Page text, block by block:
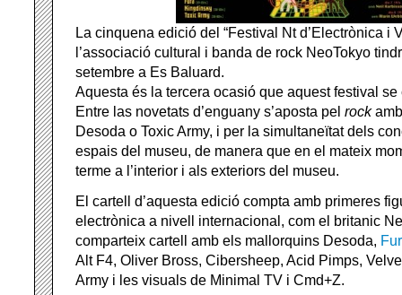
La cinquena edició del “Festival Nt d’Electrònica i
l’associació cultural i banda de rock NeoTokyo
setembre a Es Baluard.
Aquesta és la tercera ocasió que aquest festival
Entre las novetats d’enguany s’aposta pel rock
Desoda o Toxic Army, i per la simultaneïtat dels
espais del museu, de manera que en el mateix
terme a l’interior i als exteriors del museu.
El cartell d’aquesta edició compta amb primeres
electrònica a nivell internacional, com el britanic
comparteix cartell amb els mallorquins Desoda,
Alt F4, Oliver Bross, Cibersheep, Acid Pimps,
Army i les visuals de Minimal TV i Cmd+Z.